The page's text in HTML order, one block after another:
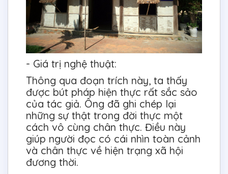
- Giá trị nghệ thuật:
Thông qua đoạn trích này, ta thấy
được bút pháp hiện thực rất sắc sảo
của tác giả. Ông đã ghi chép lại
những sự thật trong đời thực một
cách vô cùng chân thực. Điều này
giúp người đọc có cái nhìn toàn cảnh
và chân thực về hiện trạng xã hội
đương thời.